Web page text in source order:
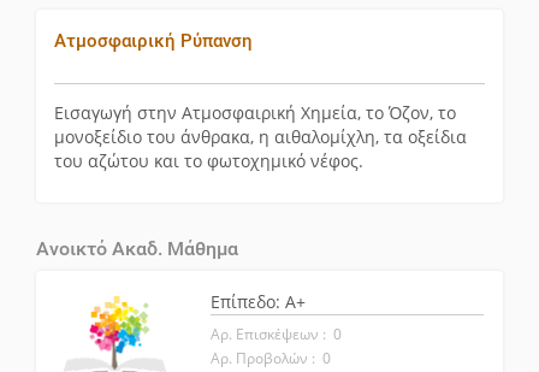
Ατμοσφαιρική Ρύπανση
Εισαγωγή στην Ατμοσφαιρική Χημεία, το Όζον, το
μονοξείδιο του άνθρακα, η αιθαλομίχλη, τα οξείδια
του αζώτου και το φωτοχημικό νέφος.
Ανοικτό Ακαδ. Μάθημα
Επίπεδο: A+
Αρ. Επισκέψεων : 0
Αρ. Προβολών : 0